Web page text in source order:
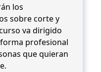
los
sobre corte y
va dirigido
profesional
que quieran